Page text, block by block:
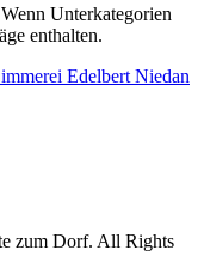
Unterkategorien
enthalten.
zum Dorf. All Rights